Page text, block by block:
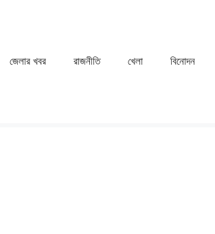
⁠⁠জেলার খবর রাজনীতি খেলা ⁠বিনোদন